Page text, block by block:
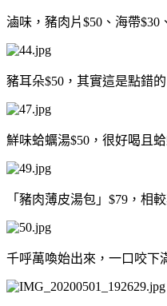
滷味，豬肉片$50、海帶
豬耳朵$50，其實這是點錯
鮮味蛤蠣湯$50，很好喝且
「豬肉薄皮湯包」$79，相
千呼萬喚始出來，一口咬下